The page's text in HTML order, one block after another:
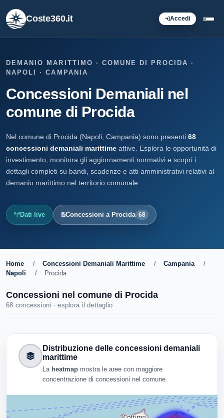
Coste360.it Accedi
DEMANIO MARITTIMO · COMUNE DI PROCIDA ·
NAPOLI · CAMPANIA
Concessioni Demaniali nel
comune di Procida
Nel comune di Procida (Napoli, Campania) sono presenti 68
concessioni demaniali marittime attive. Esplora le opportunità di
investimento, monitora gli aggiornamenti normativi e scopri i
dettagli completi su bandi, scadenze e atti amministrativi relativi al
demanio marittimo nel territorio comunale.
Dati live Concessioni a Procida 68
Home / Concessioni Demaniali Marittime / Campania
/
Napoli
/ Procida
Concessioni nel comune di Procida
68 concessioni · esplora il dettaglio
Distribuzione delle concessioni demaniali
marittime
La heatmap mostra le aree con maggiore
concentrazione di concessioni nel comune.